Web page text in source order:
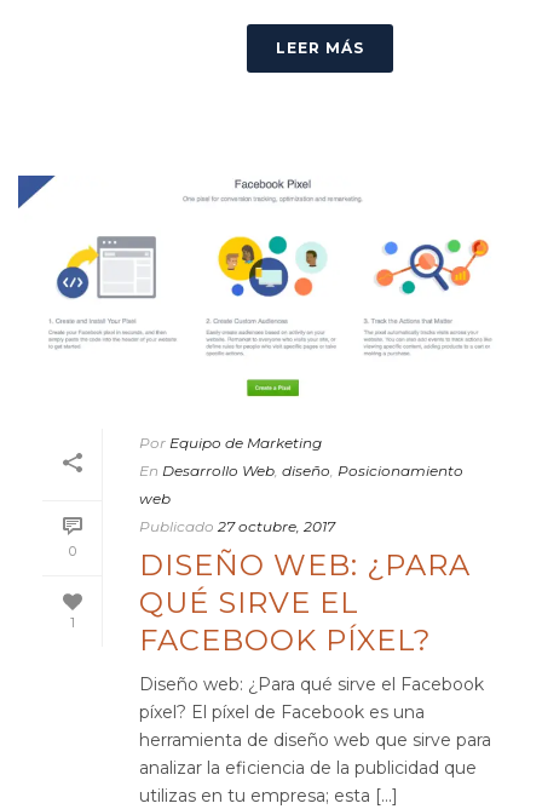
LEER MÁS
0
1
Por Equipo de Marketing
En Desarrollo Web, diseño, Posicionamiento
web
Publicado 27 octubre, 2017
DISEÑO WEB: ¿PARA
QUÉ SIRVE EL
FACEBOOK PÍXEL?
Diseño web: ¿Para qué sirve el Facebook
píxel? El píxel de Facebook es una
herramienta de diseño web que sirve para
analizar la eficiencia de la publicidad que
utilizas en tu empresa; esta [...]